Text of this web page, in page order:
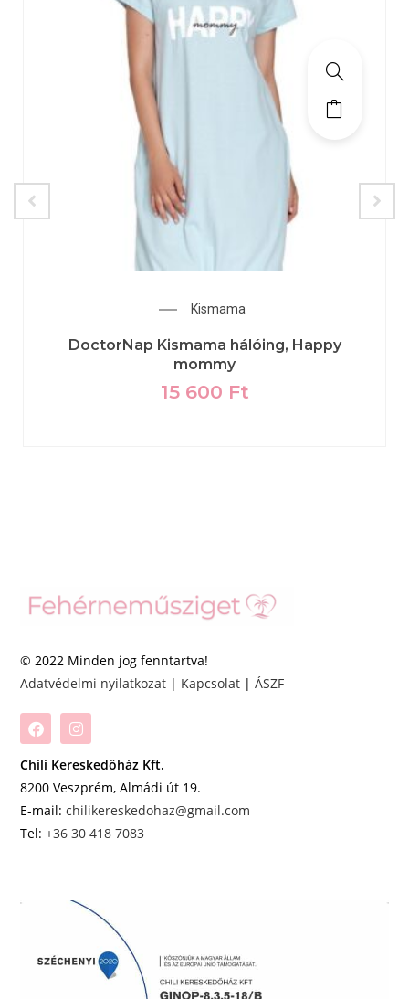
Kismama
DoctorNap Kismama hálóing, Happy
mommy
15 600 Ft
© 2022 Minden jog fenntartva!
Adatvédelmi nyilatkozat | Kapcsolat |ÁSZF
Chili Kereskedőház Kft.
8200 Veszprém, Almádi út 19.
E-mail:chilikereskedohaz@gmail.com
Tel:+36 30 418 7083